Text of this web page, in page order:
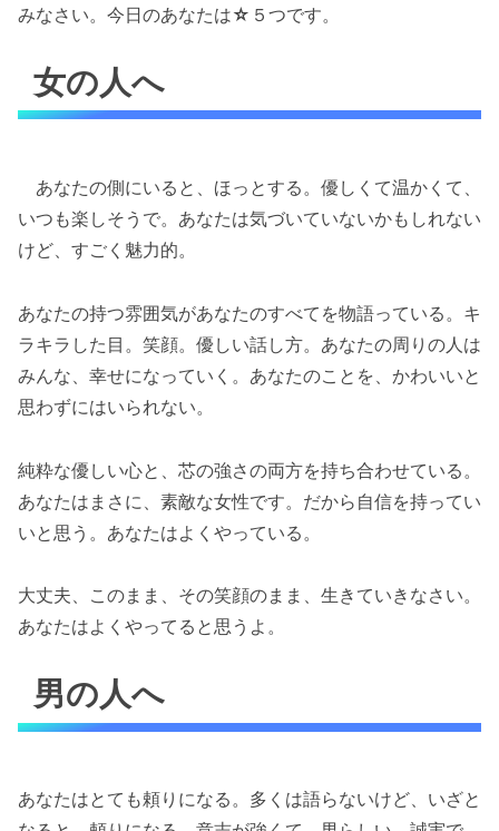
みなさい。今日のあなたは☆ ５つです。
女の人へ
あなたの側にいると、ほっとする。優しくて温かくて、
いつも楽しそうで。あなたは気づいていないかもしれない
けど、すごく魅力的。
あなたの持つ雰囲気があなたのすべてを物語っている。キ
ラキラした目。笑顔。優しい話し方。あなたの周りの人は
みんな、幸せになっていく。あなたのことを、かわいいと
思わずにはいられない。
純粋な優しい心と、芯の強さの両方を持ち合わせている。
あなたはまさに、素敵な女性です。だから自信を持ってい
いと思う。あなたはよくやっている。
大丈夫、このまま、その笑顔のまま、生きていきなさい。
あなたはよくやってると思うよ。
男の人へ
あなたはとても頼りになる。多くは語らないけど、いざと